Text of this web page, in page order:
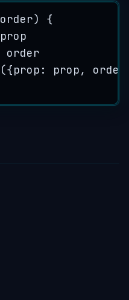
order) {
prop
order
({prop: prop,